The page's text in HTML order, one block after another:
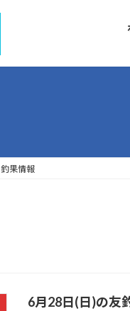
釣果情報
6月28日(日)の友